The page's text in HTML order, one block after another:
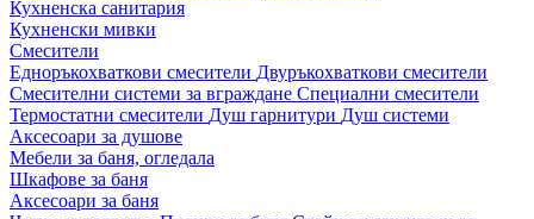
Кухненска санитария
Кухненски мивки
Смесители
Едноръкохваткови смесители Двуръкохваткови смесители
Смесителни системи за вграждане Специални смесители
Термостатни смесители Душ гарнитури Душ системи
Аксесоари за душове
Мебели за баня, огледала
Шкафове за баня
Аксесоари за баня